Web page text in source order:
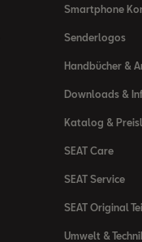
Smartphone
Senderlogos
Handbücher &
Downloads &
Katalog &
SEAT Care
SEAT Service
SEAT Original
Umwelt &